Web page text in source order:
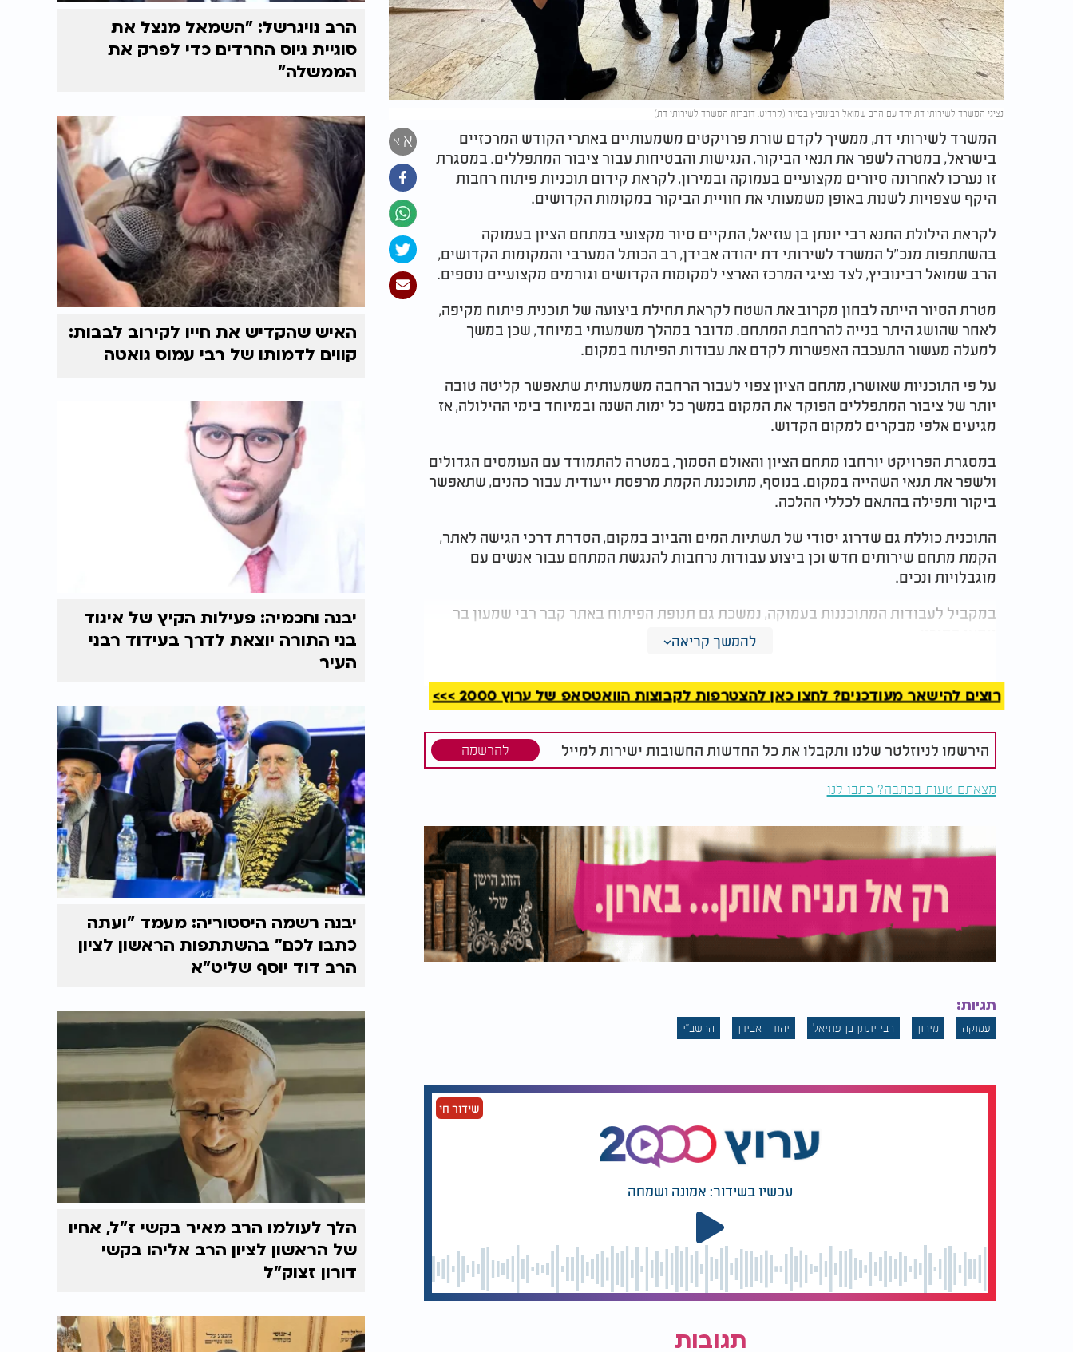
נציגי המשרד לשירותי דת יחד עם הרב שמואל רבינוביץ בסיור (קרדיט: דוברות המשרד לשירותי דת)
א א
המשרד לשירותי דת, ממשיך לקדם שורת פרויקטים משמעותיים באתרי הקודש המרכזיים
בישראל, במטרה לשפר את תנאי הביקור, הנגישות והבטיחות עבור ציבור המתפללים. במסגרת
זו נערכו לאחרונה סיורים מקצועיים בעמוקה ובמירון, לקראת קידום תוכניות פיתוח רחבות
היקף שצפויות לשנות באופן משמעותי את חוויית הביקור במקומות הקדושים.
לקראת הילולת התנא רבי יונתן בן עוזיאל, התקיים סיור מקצועי במתחם הציון בעמוקה
בהשתתפות מנכ"ל המשרד לשירותי דת יהודה אבידן, רב הכותל המערבי והמקומות הקדושים,
הרב שמואל רבינוביץ, לצד נציגי המרכז הארצי למקומות הקדושים וגורמים מקצועיים נוספים.
מטרת הסיור הייתה לבחון מקרוב את השטח לקראת תחילת ביצועה של תוכנית פיתוח מקיפה,
לאחר שהושג היתר בנייה להרחבת המתחם. מדובר במהלך משמעותי במיוחד, שכן במשך
למעלה מעשור התעכבה האפשרות לקדם את עבודות הפיתוח במקום.
על פי התוכניות שאושרו, מתחם הציון צפוי לעבור הרחבה משמעותית שתאפשר קליטה טובה
יותר של ציבור המתפללים הפוקד את המקום במשך כל ימות השנה ובמיוחד בימי ההילולה, אז
מגיעים אלפי מבקרים למקום הקדוש.
במסגרת הפרויקט יורחבו מתחם הציון והאולם הסמוך, במטרה להתמודד עם העומסים הגדולים
ולשפר את תנאי השהייה במקום. בנוסף, מתוכננת הקמת מרפסת ייעודית עבור כהנים, שתאפשר
ביקור ותפילה בהתאם לכללי ההלכה.
התוכנית כוללת גם שדרוג יסודי של תשתיות המים והביוב במקום, הסדרת דרכי הגישה לאתר,
הקמת מתחם שירותים חדש וכן ביצוע עבודות נרחבות להנגשת המתחם עבור אנשים עם
מוגבלויות ונכים.
במקביל לעבודות המתוכננות בעמוקה, נמשכת גם תנופת הפיתוח באתר קבר רבי שמעון בר
להמשך קריאה
רוצים להישאר מעודכנים? לחצו כאן להצטרפות לקבוצות הוואטסאפ של ערוץ 2000 >>>
הירשמו לניוזלטר שלנו ותקבלו את כל החדשות החשובות ישירות למייל להרשמה
מצאתם טעות בכתבה? כתבו לנו
תגיות:
עמוקה מירון רבי יונתן בן עוזיאל יהודה אבידן הרשב"י
שידור חי
עכשיו בשידור: אמונה ושמחה
תגובות
הרב נויגרשל: "השמאל מנצל את
סוגיית גיוס החרדים כדי לפרק את
הממשלה"
האיש שהקדיש את חייו לקירוב לבבות:
קווים לדמותו של רבי עמוס גואטה
יבנה וחכמיה: פעילות הקיץ של איגוד
בני התורה יוצאת לדרך בעידוד רבני
העיר
יבנה רשמה היסטוריה: מעמד "ועתה
כתבו לכם" בהשתתפות הראשון לציון
הרב דוד יוסף שליט"א
הלך לעולמו הרב מאיר בקשי ז"ל, אחיו
של הראשון לציון הרב אליהו בקשי
דורון זצוק"ל